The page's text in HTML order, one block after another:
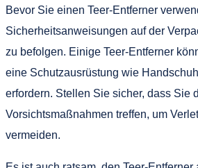
Bevor Sie einen Teer-Entferner
Sicherheitsanweisungen auf der
zu befolgen. Einige Teer-Entferner
eine Schutzausrüstung wie
erfordern. Stellen Sie sicher, dass Sie
Vorsichtsmaßnahmen treffen, um
vermeiden.